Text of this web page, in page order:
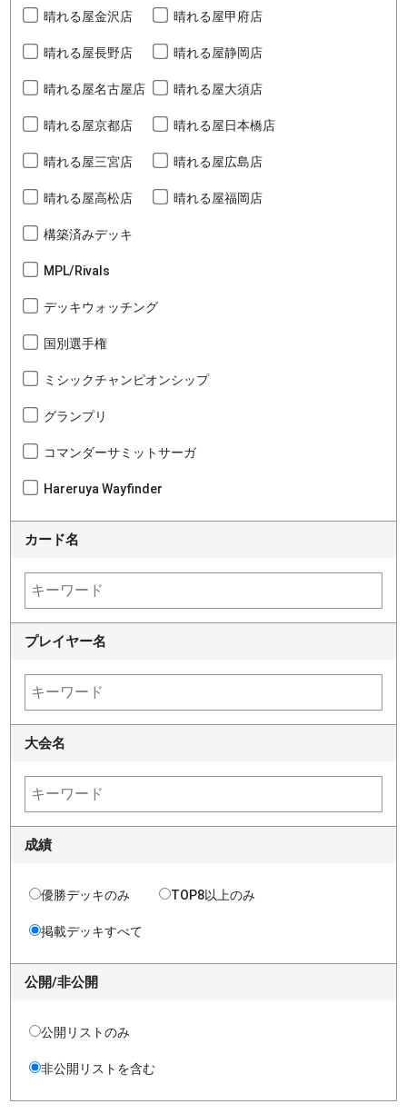
晴れる屋金沢店 晴れる屋甲府店
晴れる屋長野店 晴れる屋静岡店
晴れる屋名古屋店 晴れる屋大須店
晴れる屋京都店 晴れる屋日本橋店
晴れる屋三宮店 晴れる屋広島店
晴れる屋高松店 晴れる屋福岡店
構築済みデッキ
MPL/Rivals
デッキウォッチング
国別選手権
ミシックチャンピオンシップ
グランプリ
コマンダーサミットサーガ
Hareruya Wayfinder
カード名
プレイヤー名
大会名
成績
優勝デッキのみ TOP8以上のみ
掲載デッキすべて
公開/非公開
公開リストのみ
非公開リストを含む